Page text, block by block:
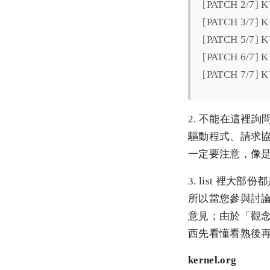
[PATCH 2/7]
[PATCH 3/7]
[PATCH 5/7]
[PATCH 6/7]
[PATCH 7/7]
2. 不能在這裡詢
驅動程式、請求
一定要注意，像
3. list 裡大部份
所以當您參與討
意見；由於「觀
西先看懂看熟後
kernel.org